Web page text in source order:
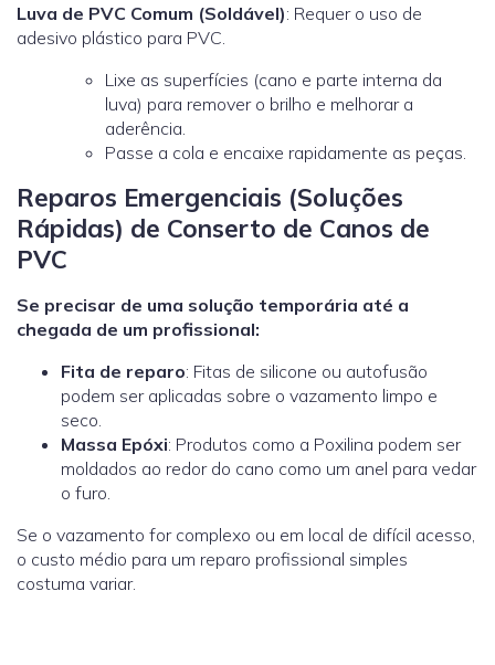
Luva de PVC Comum (Soldável): Requer o uso de
adesivo plástico para PVC.
Lixe as superfícies (cano e parte interna da
luva) para remover o brilho e melhorar a
aderência.
Passe a cola e encaixe rapidamente as peças.
Reparos Emergenciais (Soluções
Rápidas) de Conserto de Canos de
PVC
Se precisar de uma solução temporária até a
chegada de um profissional:
Fita de reparo: Fitas de silicone ou autofusão
podem ser aplicadas sobre o vazamento limpo e
seco.
Massa Epóxi: Produtos como a Poxilina podem ser
moldados ao redor do cano como um anel para vedar
o furo.
Se o vazamento for complexo ou em local de difícil acesso,
o custo médio para um reparo profissional simples
costuma variar.